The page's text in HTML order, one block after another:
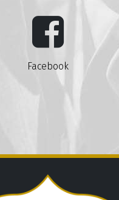
Facebook